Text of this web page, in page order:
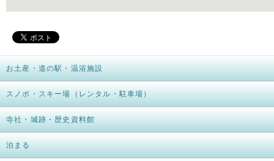
お土産・道の駅・温浴施設
スノボ・スキー場（レンタル・駐車場）
寺社・城跡・歴史資料館
泊まる